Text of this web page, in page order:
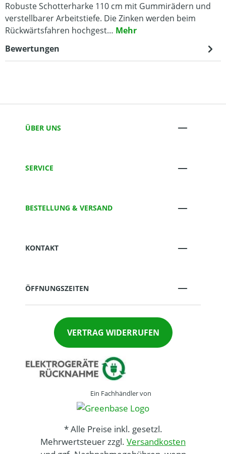
Robuste Schotterharke 110 cm mit Gummirädern und
verstellbarer Arbeitstiefe. Die Zinken werden beim
Rückwärtsfahren hochgest… Mehr
Bewertungen
ÜBER UNS
SERVICE
BESTELLUNG & VERSAND
KONTAKT
ÖFFNUNGSZEITEN
VERTRAG WIDERRUFEN
Ein Fachhändler von
* Alle Preise inkl. gesetzl.
Mehrwertsteuer zzgl. Versandkosten